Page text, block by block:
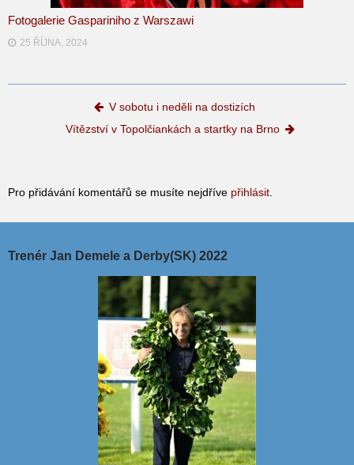
Fotogalerie Gaspariniho z Warszawi
25 ŘÍJNA, 2024
Post navigation
V sobotu i neděli na dostizích
Vítězství v Topolčiankách a startky na Brno
Pro přidávání komentářů se musíte nejdříve přihlásit
Trenér Jan Demele a Derby(SK) 2022